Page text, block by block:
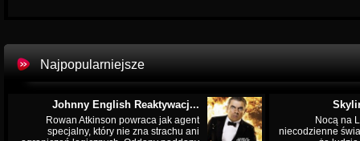
Najpopularniejsze
Johnny English Reaktywacj...
Rowan Atkinson powraca jak agent
specjalny, który nie zna strachu ani
Nocą na
niecodzienne